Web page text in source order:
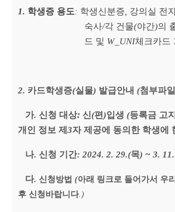
1. 학생증 용도: 학생신분증 강의실 전
숙사/각 건물(야간)의
드 및 W_UNI체크카드
2. 카드학생증(실물) 발급안내 (첨부파일
가. 신청 대상: 신 (편 )입생 (등록금 고
개인 정보 제 3자 제공에 동의한 학생에
나. 신청 기간: 2024. 2. 29.(목) ~ 3.
다. 신청방법 (아래 링크로 들어가서 우리
후 신청바랍니다.)